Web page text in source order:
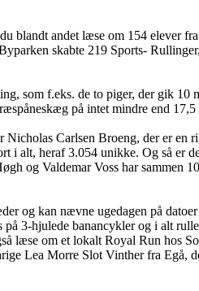
blandt andet læse om 154 elever
skabte 219 Sports-
som f.eks. de to piger, der gik 10
på intet mindre end 17,5
Carlsen Broeng, der er en
alt, heraf 3.054 unikke. Og så er
og Valdemar Voss har sammen
og kan nævne ugedagen på
3-hjulede banancykler og i alt
læse om et lokalt Royal Run hos
Lea Morre Slot Vinther fra Egå,